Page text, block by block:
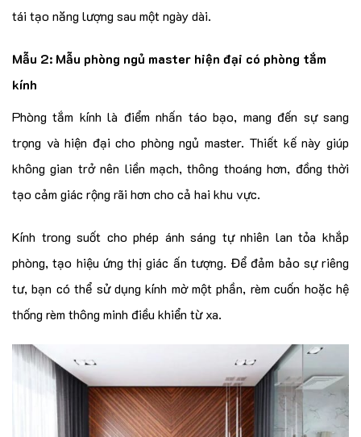
tái tạo năng lượng sau một ngày dài.
Mẫu 2: Mẫu phòng ngủ master hiện đại có phòng tắm
kính
Phòng tắm kính là điểm nhấn táo bạo, mang đến sự sang
trọng và hiện đại cho phòng ngủ master. Thiết kế này giúp
không gian trở nên liền mạch, thông thoáng hơn, đồng thời
tạo cảm giác rộng rãi hơn cho cả hai khu vực.
Kính trong suốt cho phép ánh sáng tự nhiên lan tỏa khắp
phòng, tạo hiệu ứng thị giác ấn tượng. Để đảm bảo sự riêng
tư, bạn có thể sử dụng kính mờ một phần, rèm cuốn hoặc hệ
thống rèm thông minh điều khiển từ xa.